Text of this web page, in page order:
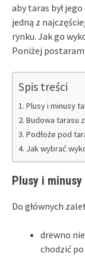
aby taras był jego
jedną z
rynku. Jak go
Poniżej
Spis treści
Plusy i minusy
Budowa tarasu
Podłoże pod
Jak wybrać
Plusy i
Do głównych
drewno
chodzić